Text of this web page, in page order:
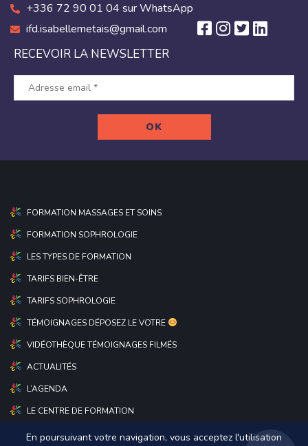
+336 72 90 01 04 sur WhatsApp
ifd.isabellemetais@gmail.com
RECEVOIR LA NEWSLETTER
FORMATION MASSAGES ET SOINS
FORMATION SOPHROLOGIE
LES TYPES DE FORMATION
TARIFS BIEN-ÊTRE
TARIFS SOPHROLOGIE
TÉMOIGNAGES DÉPOSEZ LE VOTRE
VIDÉOTHÈQUE TÉMOIGNAGES FILMÉS
ACTUALITÉS
L’AGENDA
LE CENTRE DE FORMATION
En poursuivant votre navigation, vous acceptez l'utilisation